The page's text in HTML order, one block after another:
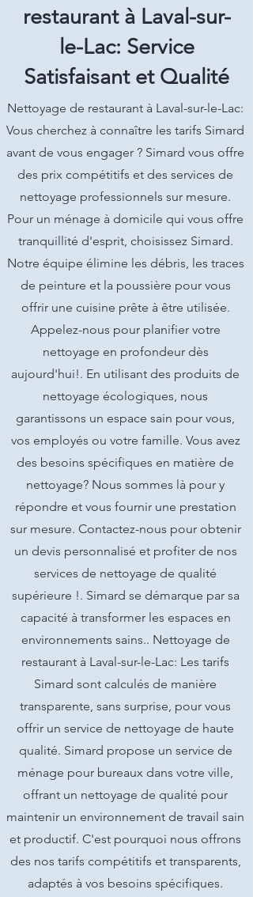
restaurant à Laval-sur-
le-Lac: Service
Satisfaisant et Qualité
Nettoyage de restaurant à Laval-sur-le-Lac:
Vous cherchez à connaître les tarifs Simard
avant de vous engager ? Simard vous offre
des prix compétitifs et des services de
nettoyage professionnels sur mesure.
Pour un ménage à domicile qui vous offre
tranquillité d'esprit, choisissez Simard.
Notre équipe élimine les débris, les traces
de peinture et la poussière pour vous
offrir une cuisine prête à être utilisée.
Appelez-nous pour planifier votre
nettoyage en profondeur dès
aujourd'hui!. En utilisant des produits de
nettoyage écologiques, nous
garantissons un espace sain pour vous,
vos employés ou votre famille. Vous avez
des besoins spécifiques en matière de
nettoyage? Nous sommes là pour y
répondre et vous fournir une prestation
sur mesure. Contactez-nous pour obtenir
un devis personnalisé et profiter de nos
services de nettoyage de qualité
supérieure !. Simard se démarque par sa
capacité à transformer les espaces en
environnements sains.. Nettoyage de
restaurant à Laval-sur-le-Lac: Les tarifs
Simard sont calculés de manière
transparente, sans surprise, pour vous
offrir un service de nettoyage de haute
qualité. Simard propose un service de
ménage pour bureaux dans votre ville,
offrant un nettoyage de qualité pour
maintenir un environnement de travail sain
et productif. C'est pourquoi nous offrons
des nos tarifs compétitifs et transparents,
adaptés à vos besoins spécifiques.